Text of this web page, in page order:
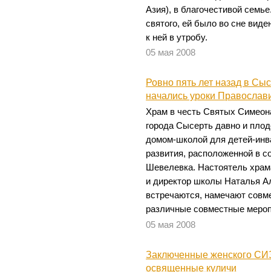
Азия), в благочестивой
святого, ей было во сне
к ней в утробу.
05 мая 2008
Ровно пять лет назад в
начались уроки
Храм в честь Святых
города Сысерть давно и
домом-школой для детей-
развития, расположенной в
Шевелевка. Настоятель
и директор школы Наталья
встречаются, намечают
различные совместные
05 мая 2008
Заключенные женского
освященные куличи